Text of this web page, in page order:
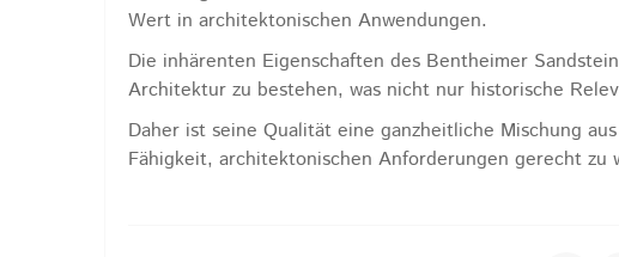
Wert in architektonischen Anwendungen.
Die inhärenten Eigenschaften des Bentheimer
Architektur zu bestehen, was nicht nur historische
Daher ist seine Qualität eine ganzheitliche Mischung
Fähigkeit, architektonischen Anforderungen gerecht zu